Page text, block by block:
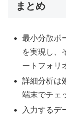
まとめ
最小分散ポ
を実現し、
ートフォリ
詳細分析は
端末でチェ
入力するデ